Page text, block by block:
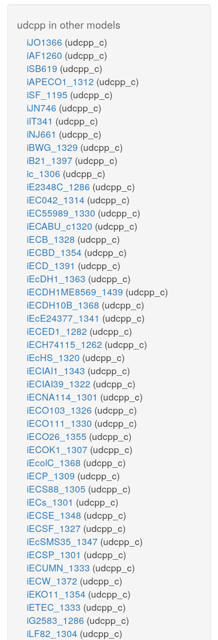
udcpp in other models
iJO1366 (udcpp_c)
iAF1260 (udcpp_c)
iSB619 (udcpp_c)
iAPECO1_1312 (udcpp_c)
iSF_1195 (udcpp_c)
iJN746 (udcpp_c)
iIT341 (udcpp_c)
iNJ661 (udcpp_c)
iBWG_1329 (udcpp_c)
iB21_1397 (udcpp_c)
ic_1306 (udcpp_c)
iE2348C_1286 (udcpp_c)
iEC042_1314 (udcpp_c)
iEC55989_1330 (udcpp_c)
iECABU_c1320 (udcpp_c)
iECB_1328 (udcpp_c)
iECBD_1354 (udcpp_c)
iECD_1391 (udcpp_c)
iEcDH1_1363 (udcpp_c)
iECDH1ME8569_1439 (udcpp_c)
iECDH10B_1368 (udcpp_c)
iEcE24377_1341 (udcpp_c)
iECED1_1282 (udcpp_c)
iECH74115_1262 (udcpp_c)
iEcHS_1320 (udcpp_c)
iECIAI1_1343 (udcpp_c)
iECIAI39_1322 (udcpp_c)
iECNA114_1301 (udcpp_c)
iECO103_1326 (udcpp_c)
iECO111_1330 (udcpp_c)
iECO26_1355 (udcpp_c)
iECOK1_1307 (udcpp_c)
iEcolC_1368 (udcpp_c)
iECP_1309 (udcpp_c)
iECS88_1305 (udcpp_c)
iECs_1301 (udcpp_c)
iECSE_1348 (udcpp_c)
iECSF_1327 (udcpp_c)
iEcSMS35_1347 (udcpp_c)
iECSP_1301 (udcpp_c)
iECUMN_1333 (udcpp_c)
iECW_1372 (udcpp_c)
iEKO11_1354 (udcpp_c)
iETEC_1333 (udcpp_c)
iG2583_1286 (udcpp_c)
iLF82_1304 (udcpp_c)